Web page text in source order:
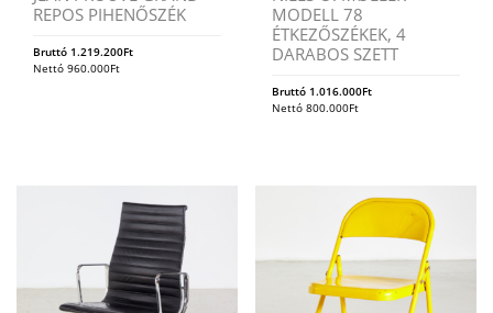
REPOS PIHENŐSZÉK
Bruttó 1.219.200Ft
Nettó 960.000Ft
MODELL 78
ÉTKEZŐSZÉKEK, 4
DARABOS SZETT
Bruttó 1.016.000Ft
Nettó800.000Ft